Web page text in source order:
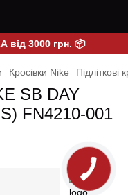
3000 грн. 📦
Кросівки Nike
SB DAY
FN4210-001